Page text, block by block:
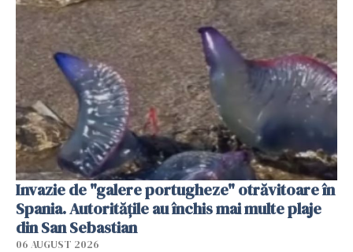
Invazie de "galere portugheze" otrăvitoare în
Spania. Autoritățile au închis mai multe plaje
din San Sebastian
06 AUGUST 2026